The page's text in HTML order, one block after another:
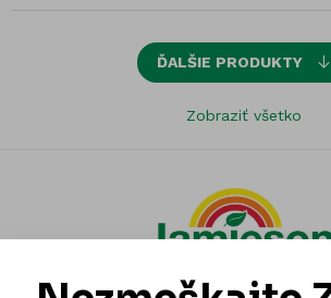
ĎALŠIE PRODUKTY
Zobraziť všetko